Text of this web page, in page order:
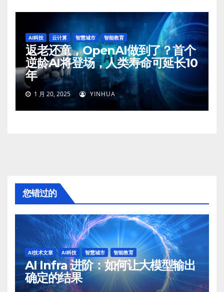
AI科技 云计算 智慧城市 智能教育
返老还童，OpenAI做到了？首个
逆龄AI将登场，人类寿命可延长10
年
1 月 20, 2025 YINHUA
您错过的
AI技术文章 AI科技 智慧城市 智能教育
AI Infra 进阶：如何让大模型输出
确定的结果